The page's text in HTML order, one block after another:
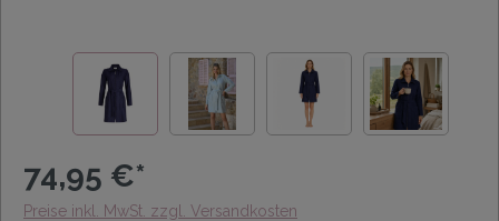
74,95 €*
Preise inkl. MwSt. zzgl. Versandkosten